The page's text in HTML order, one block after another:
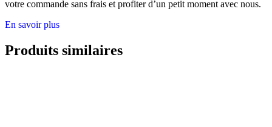
votre commande sans frais et profiter d’un petit moment avec nous.
En savoir plus
Produits similaires